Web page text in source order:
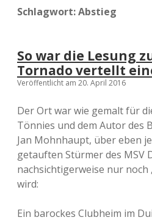
Schlagwort:Abstieg
So war die Lesung
Tornado vertellt
Veröffentlicht am 20. April 2016
Der Ort war wie gemalt für
Tönnies und dem Autor des
Jan Mohnhaupt, über eben
getauften Stürmer des MSV
nachsichtigerweise nur
wird:
Ein barockes Clubheim im